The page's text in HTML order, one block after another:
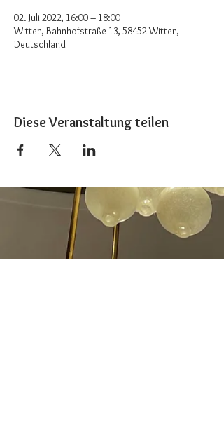
02. Juli 2022, 16:00 – 18:00
Witten, Bahnhofstraße 13, 58452 Witten,
Deutschland
Diese Veranstaltung teilen